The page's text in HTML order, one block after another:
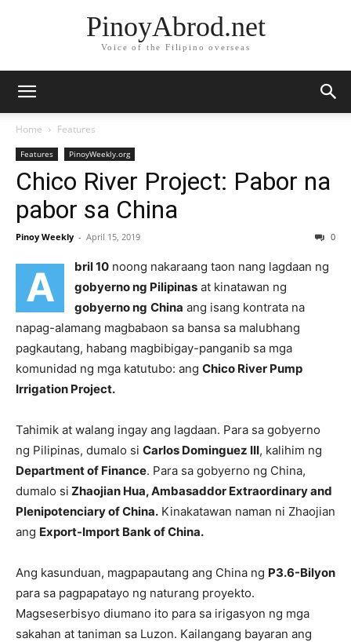
PinoyAbrod.net
Voice of the Filipino overseas
Home Features
Features PinoyWeekly.org
Chico River Project: Pabor na
pabor sa China
Pinoy Weekly - April 15, 2019 0
A bril 10 noong nakaraang taon nang lagdaan ng
gobyerno ng Pilipinas at kinatawan ng
gobyerno ng China ang isang kontrata na
napag-alamang magbabaon sa bansa sa malubhang
pagkautang, habang magbibigay-panganib sa mga
komunidad ng mga katutubo: ang Chico River Pump
Irrigation Project.
Tahimik at walang ingay ang lagdaan. Para sa gobyerno
ng Pilipinas, dumalo si Carlos Dominguez III, kalihim ng
Department of Finance. Para sa gobyerno ng China,
dumalo si Zhaojian Hua, Ambasaddor Extraordinary and
Plenipotenciary of China. Kinakatawan naman ni Zhaojian
ang Export-Import Bank of China.
Ang kasunduan, magpapautang ang China ng P3.6-Bilyon
para sa pagpapatayo ng naturang proyekto.
Magseserbisyo diumano ito para sa irigasyon ng mga
sakahan at taniman sa Luzon. Kailangang bayaran ang